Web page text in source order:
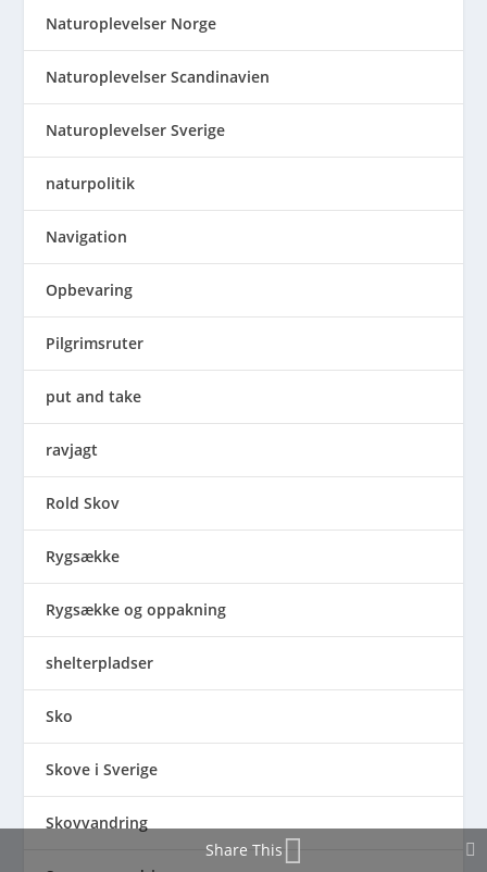
Naturoplevelser Norge
Naturoplevelser Scandinavien
Naturoplevelser Sverige
naturpolitik
Navigation
Opbevaring
Pilgrimsruter
put and take
ravjagt
Rold Skov
Rygsække
Rygsække og oppakning
shelterpladser
Sko
Skove i Sverige
Skovvandring
Share This